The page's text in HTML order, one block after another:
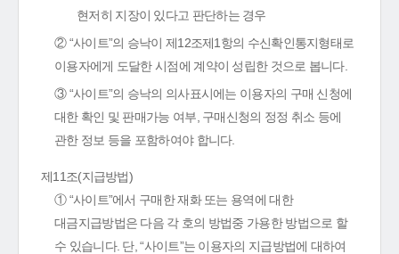
현저히 지장이 있다고 판단하는 경우
② “사이트”의 승낙이 제12조제1항의 수신확인통지형태로
이용자에게 도달한 시점에 계약이 성립한 것으로 봅니다.
③ “사이트”의 승낙의 의사표시에는 이용자의 구매 신청에
대한 확인 및 판매가능 여부, 구매신청의 정정 취소 등에
관한 정보 등을 포함하여야 합니다.
제11조(지급방법)
① “사이트”에서 구매한 재화 또는 용역에 대한
대금지급방법은 다음 각 호의 방법중 가용한 방법으로 할
수 있습니다. 단, “사이트”는 이용자의 지급방법에 대하여